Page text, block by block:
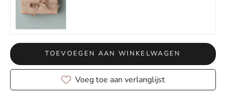
TOEVOEGEN AAN WINKELWAGEN
Voeg toe aan verlanglijst